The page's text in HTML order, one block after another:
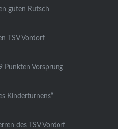
guten Rutsch
TSV Vordorf
Punkten Vorsprung
Kinderturnens“
des TSV Vordorf